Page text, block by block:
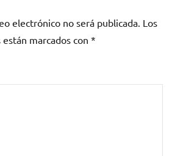
electrónico no será publicada. Los
marcados con *